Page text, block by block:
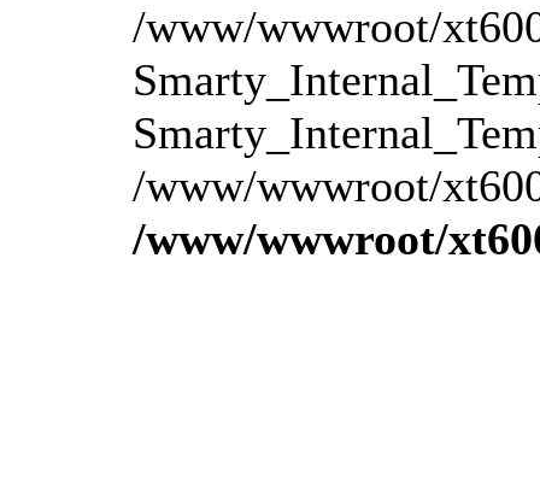
/www/wwwroot/
/www/wwwroot/
/www/wwwroot/